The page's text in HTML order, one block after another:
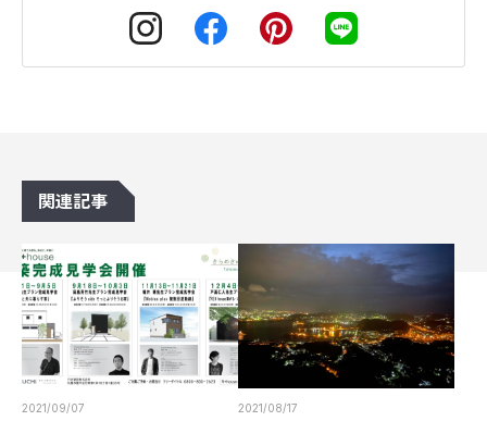
関連記事
2021/09/07 2021/08/17